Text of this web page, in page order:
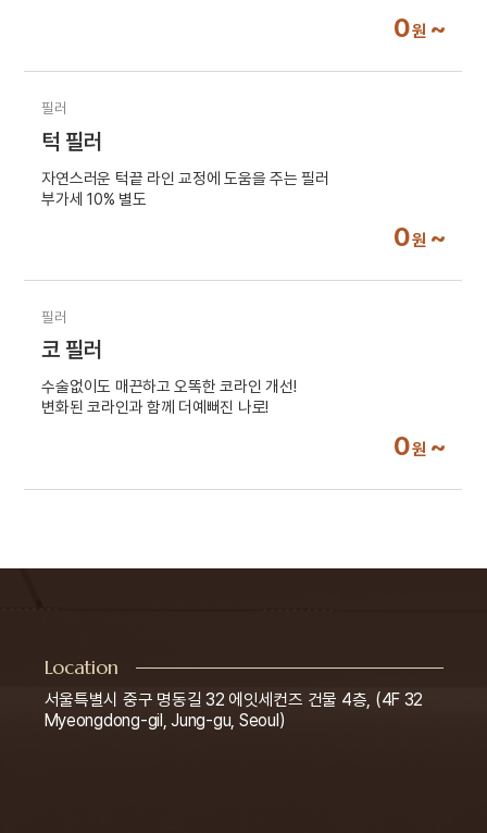
0원 ~
필러
턱 필러
자연스러운 턱끝 라인 교정에 도움을 주는 필러
부가세 10% 별도
0원 ~
필러
코 필러
수술없이도 매끈하고 오똑한 코라인 개선!
변화된 코라인과 함께 더예뻐진 나로!
0원 ~
Location
서울특별시 중구 명동길 32 에잇세컨즈 건물 4층, (4F 32
Myeongdong-gil, Jung-gu, Seoul)